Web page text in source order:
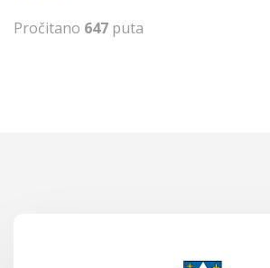
Pročitano 647 puta